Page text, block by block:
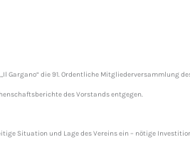
Gargano“ die 91. Ordentliche
des Vorstands entgegen.
Situation und Lage des Vereins ein – nötige